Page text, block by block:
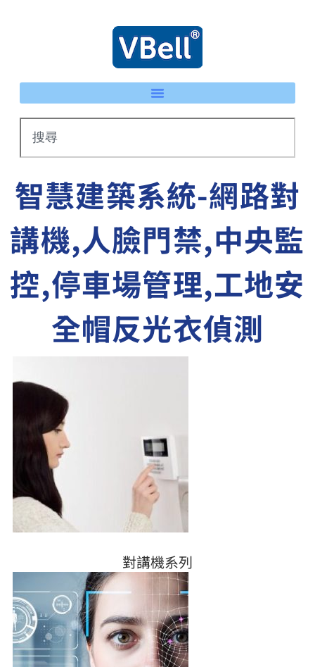
智慧建築系統-網路對
講機,人臉門禁,中央監
控,停車場管理,工地安
全帽反光衣偵測
對講機系列